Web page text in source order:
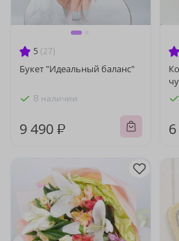
5 (27)
Букет "Идеальный баланс"
В наличии
9 490 ₽